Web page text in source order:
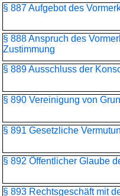
§ 887 Aufgebot des
§ 888 Anspruch des
Zustimmung
§ 889 Ausschluss der
§ 890 Vereinigung von
§ 891 Gesetzliche
§ 892 Öffentlicher Glaube
§ 893 Rechtsgeschäft mit